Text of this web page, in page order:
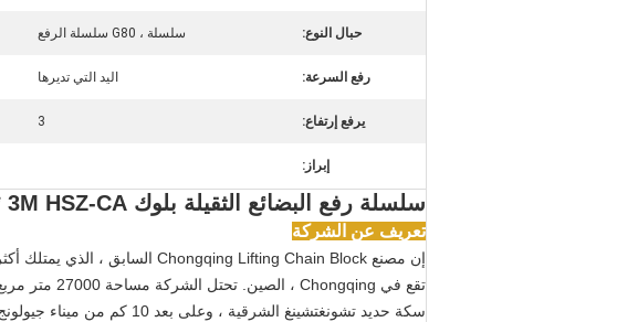
حبال النوع: سلسلة ، G80 سلسلة الرفع
رفع السرعة: اليد التي تديرها
يرفع إرتفاع: 3
إبراز:
سلسلة رفع البضائع الثقيلة بلوك 3T * 3M HSZ-CA
تعريف عن الشركة
سكة حديد تشونغتشينغ الشرقية ، وعلى بعد 10 كم من ميناء جيولونج ، والنقل البري والمياه مناسب.